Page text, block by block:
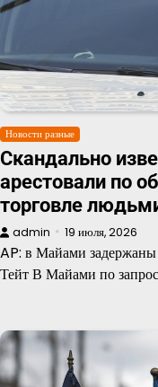
Новости разные
Скандально
арестовали по
торговле
admin 19 июля, 2026
AP: в Майами задержаны
Тейт В Майами по